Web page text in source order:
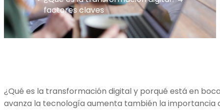
factores claves
¿Qué es la transformación digital y porqué está en
avanza la tecnología aumenta también la importancia